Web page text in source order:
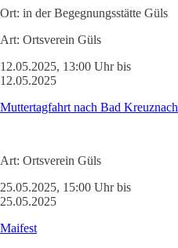
Ort: in der Begegnungsstätte Güls
Art: Ortsverein Güls
12.05.2025, 13:00 Uhr bis
12.05.2025
Muttertagfahrt nach Bad Kreuznach
Art: Ortsverein Güls
25.05.2025, 15:00 Uhr bis
25.05.2025
Maifest